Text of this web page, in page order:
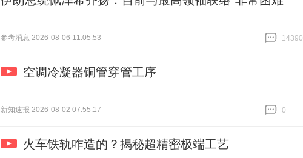
参考消息 2026-08-06 11:05:53
14390
空调冷凝器铜管穿管工序
新知速报 2026-08-02 07:55:17
0
火车铁轨咋造的？揭秘超精密极端工艺